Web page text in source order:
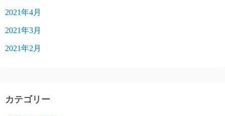
2021年4月
2021年3月
2021年2月
カテゴリー